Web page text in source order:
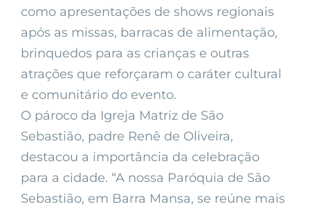
como apresentações de shows regionais
após as missas, barracas de alimentação,
brinquedos para as crianças e outras
atrações que reforçaram o caráter cultural
e comunitário do evento.
O pároco da Igreja Matriz de São
Sebastião, padre Renê de Oliveira,
destacou a importância da celebração
para a cidade. “A nossa Paróquia de São
Sebastião, em Barra Mansa, se reúne mais